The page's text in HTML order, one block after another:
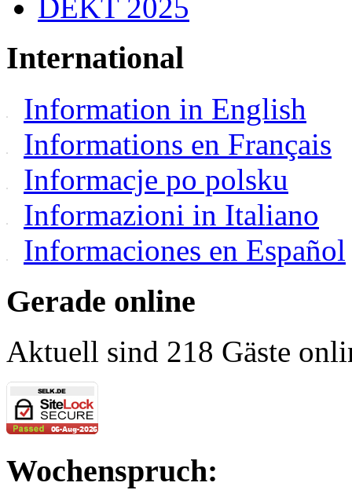
DEKT 2025
International
Information in English
Informations en Français
Informacje po polsku
Informazioni in Italiano
Informaciones en Español
Gerade online
Aktuell sind 218 Gäste
Wochenspruch: